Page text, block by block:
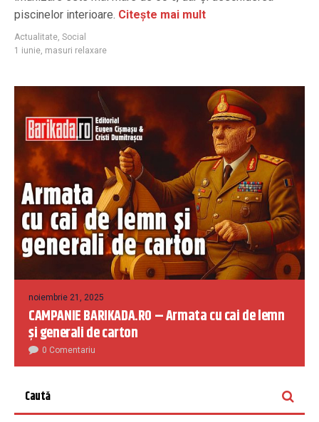
piscinelor interioare. Citește mai mult
Actualitate, Social
1 iunie, masuri relaxare
noiembrie 21, 2025
CAMPANIE BARIKADA.RO – Armata cu cai de lemn
și generali de carton
0 Comentariu